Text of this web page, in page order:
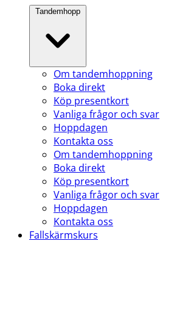
Tandemhopp
Om tandemhoppning
Boka direkt
Köp presentkort
Vanliga frågor och svar
Hoppdagen
Kontakta oss
Om tandemhoppning
Boka direkt
Köp presentkort
Vanliga frågor och svar
Hoppdagen
Kontakta oss
Fallskärmskurs